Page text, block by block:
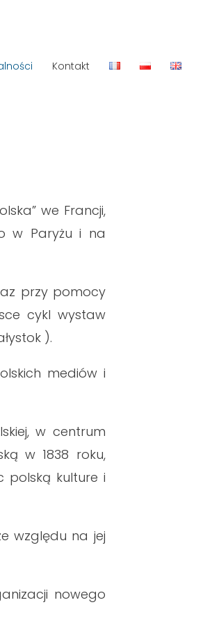
Kontakt
we Francji,
w Paryżu i na
przy pomocy
cykl wystaw
).
mediów i
w centrum
w 1838 roku,
polską kulture i
względu na jej
nowego